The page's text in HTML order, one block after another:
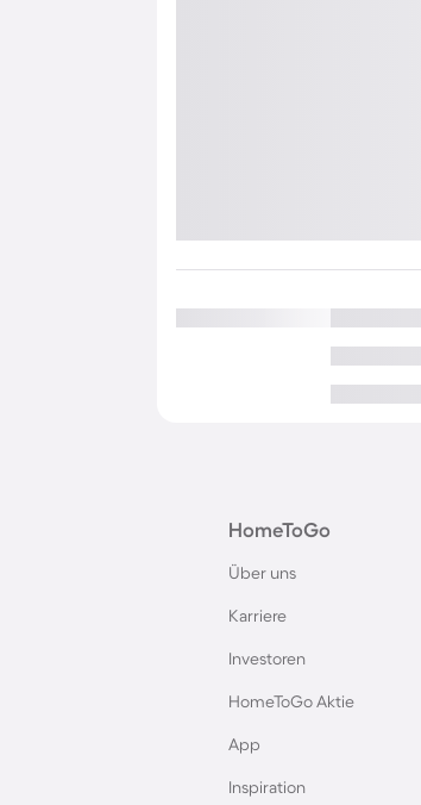
HomeToGo
Über uns
Karriere
Investoren
HomeToGo Aktie
App
Inspiration